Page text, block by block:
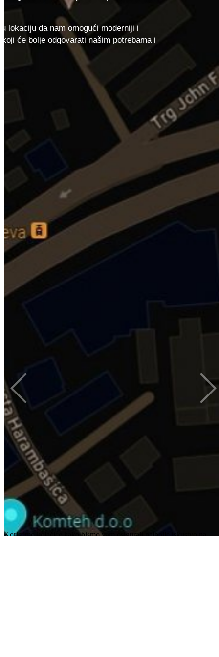
lokaciju da nam omogući moderniji i
će bolje odgovarati našim potrebama i
Projekti
Reference
Partneri i zastupstva
Osnovni podaci
KOMTEH rješenja
Uspješno smo certificirani prema ISO standardima
Uspješno smo certificirani prema ISO standardima
S ponosom objavljujemo da smo uspješno certificirani prema
međunarodno priznatim standardima ISO 9001, ISO 14001 i
ISO/IEC 27001.
HTS -820 - Prva robotska totalna stanica od Hi-
Target-a
Radite sami, radite pouzdano.
18. simpozij ovlaštenih inženjera geodezije -
darujemo Hi-Target V200 GNSS RTK
Komteh d.o.o. i ove godine sudjeluje kao Zlatni sponzor na 18.
simpoziju ovlaštenih inženjera geodezije (Bol na Braču). Prijavite se
za sudjelovanje uživo i osvojite Hi-Target V200 GNSS RTK.
KOMTEHaKozarčaninova 1 - 10000 Zagreb
01/3091-027e
Copyright ©
2026 Komteh d.o.o. Zagreb. Sva prava
pridržana.
Uvjeti korištenja
Koristimo kolačiće kako bismo vam osigurali najbolje iskustvo na